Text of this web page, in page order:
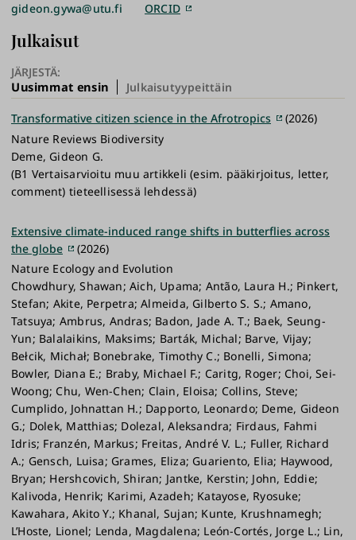
gideon.gywa@utu.fi
ORCID
Julkaisut
JÄRJESTÄ:
Uusimmat ensin Julkaisutyypeittäin
Transformative citizen science in the Afrotropics
(2026)
Nature Reviews Biodiversity
Deme, Gideon G.
(B1 Vertaisarvioitu muu artikkeli (esim. pääkirjoitus, letter,
comment) tieteellisessä lehdessä)
Extensive climate-induced range shifts in butterflies across
the globe
(2026)
Nature Ecology and Evolution
Chowdhury, Shawan; Aich, Upama; Antão, Laura H.; Pinkert,
Stefan; Akite, Perpetra; Almeida, Gilberto S. S.; Amano,
Tatsuya; Ambrus, Andras; Badon, Jade A. T.; Baek, Seung-
Yun; Balalaikins, Maksims; Barták, Michal; Barve, Vijay;
Bełcik, Michał; Bonebrake, Timothy C.; Bonelli, Simona;
Bowler, Diana E.; Braby, Michael F.; Caritg, Roger; Choi, Sei-
Woong; Chu, Wen-Chen; Clain, Eloisa; Collins, Steve;
Cumplido, Johnattan H.; Dapporto, Leonardo; Deme, Gideon
G.; Dolek, Matthias; Dolezal, Aleksandra; Firdaus, Fahmi
Idris; Franzén, Markus; Freitas, André V. L.; Fuller, Richard
A.; Gensch, Luisa; Grames, Eliza; Guariento, Elia; Haywood,
Bryan; Hershcovich, Shiran; Jantke, Kerstin; John, Eddie;
Kalivoda, Henrik; Karimi, Azadeh; Katayose, Ryosuke;
Kawahara, Akito Y.; Khanal, Sujan; Kunte, Krushnamegh;
L’Hoste, Lionel; Lenda, Magdalena; León-Cortés, Jorge L.; Lin,